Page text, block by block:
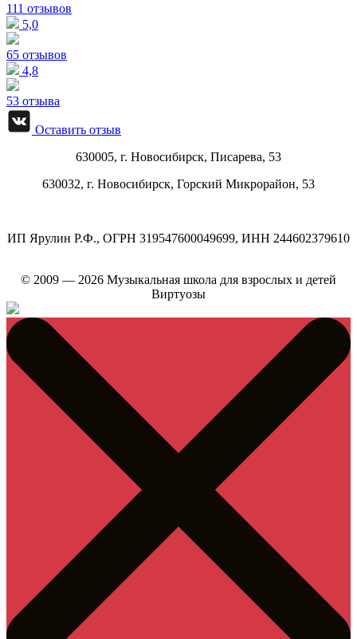
111 отзывов
5,0
65 отзывов
4,8
53 отзыва
Оставить отзыв
630005, г. Новосибирск, Писарева, 53
630032, г. Новосибирск, Горский Микрорайон, 53
ИП Ярулин Р.Ф., ОГРН 319547600049699, ИНН 244602379610
© 2009 — 2026 Музыкальная школа для взрослых и детей
Виртуозы